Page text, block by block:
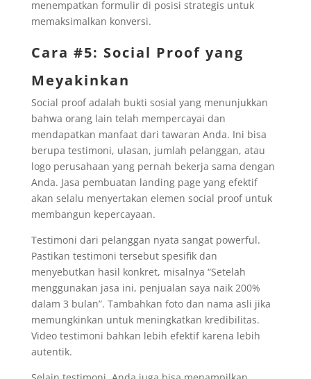
menempatkan formulir di posisi strategis untuk
memaksimalkan konversi.
Cara #5: Social Proof yang
Meyakinkan
Social proof adalah bukti sosial yang menunjukkan
bahwa orang lain telah mempercayai dan
mendapatkan manfaat dari tawaran Anda. Ini bisa
berupa testimoni, ulasan, jumlah pelanggan, atau
logo perusahaan yang pernah bekerja sama dengan
Anda. Jasa pembuatan landing page yang efektif
akan selalu menyertakan elemen social proof untuk
membangun kepercayaan.
Testimoni dari pelanggan nyata sangat powerful.
Pastikan testimoni tersebut spesifik dan
menyebutkan hasil konkret, misalnya “Setelah
menggunakan jasa ini, penjualan saya naik 200%
dalam 3 bulan”. Tambahkan foto dan nama asli jika
memungkinkan untuk meningkatkan kredibilitas.
Video testimoni bahkan lebih efektif karena lebih
autentik.